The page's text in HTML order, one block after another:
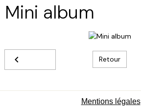
Mini album
Retour
Mentions légales